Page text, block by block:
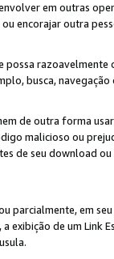
em outras
encorajar outra
possa
busca,
de outra forma
malicioso ou
de seu download
parcialmente, em
exibição de um Link